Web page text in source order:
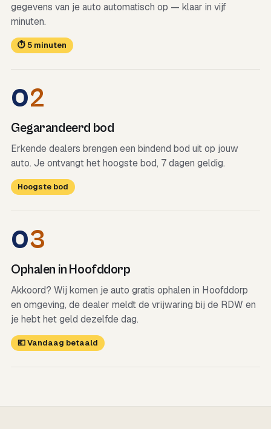
gegevens van je auto automatisch op — klaar in vijf
minuten.
⏱ 5 minuten
02
Gegarandeerd bod
Erkende dealers brengen een bindend bod uit op jouw
auto. Je ontvangt het hoogste bod, 7 dagen geldig.
Hoogste bod
03
Ophalen in Hoofddorp
Akkoord? Wij komen je auto gratis ophalen in Hoofddorp
en omgeving, de dealer meldt de vrijwaring bij de RDW en
je hebt het geld dezelfde dag.
💶 Vandaag betaald